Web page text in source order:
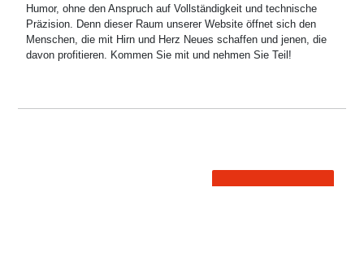
Humor, ohne den Anspruch auf Vollständigkeit und technische
Präzision. Denn dieser Raum unserer Website öffnet sich den
Menschen, die mit Hirn und Herz Neues schaffen und jenen, die
davon profitieren. Kommen Sie mit und nehmen Sie Teil!